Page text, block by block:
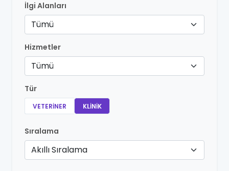
İlgi Alanları
Tümü
Hizmetler
Tümü
Tür
VETERINER KLINIK
Sıralama
Akıllı Sıralama